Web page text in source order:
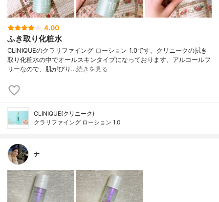
4.00
ふき取り化粧水
CLINIQUEのクラリファイング ローション 1.0です。クリニークの拭き
取り化粧水の中でオールスキンタイプになっております。アルコールフ
リーなので、肌がぴり…続きを見る
CLINIQUE(クリニーク)
クラリファイング ローション 1.0
ナ